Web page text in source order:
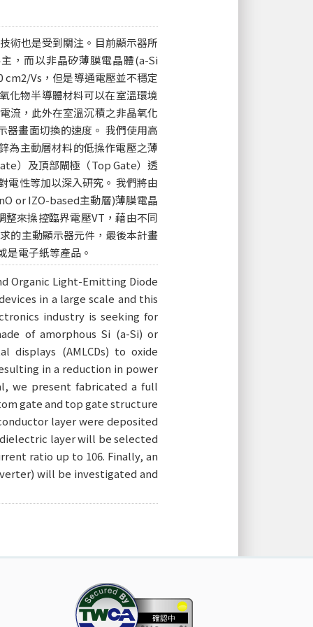
術也是受到關注。目前顯示器所
，而以非晶矽薄膜電晶體(a-Si
cm2/Vs，但是導通電壓並不穩定
化物半導體材料可以在室溫環境
流，此外在室溫沉積之非晶氧化
器畫面切換的速度。 我們使用高
為主動層材料的低操作電壓之薄
）及頂部閘極（Top Gate）透
電性等加以深入研究。 我們將由
or IZO-based主動層)薄膜電晶
來操控臨界電壓VT，藉由不同
的主動顯示器元件，最後本計畫
是電子紙等產品。
Organic Light-Emitting Diode
in a large scale and this
industry is seeking for
of amorphous Si (a-Si) or
(AMLCDs) to oxide
in a reduction in power
we present fabricated a full
gate and top gate structure
layer were deposited
dielectric layer will be selected
ratio up to 106. Finally, an
will be investigated and